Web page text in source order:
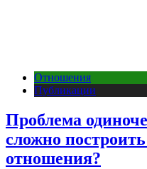
Отношения
Публикации
Проблема
сложно
отношения?